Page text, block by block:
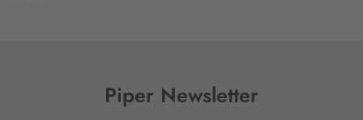
Piper Newsletter